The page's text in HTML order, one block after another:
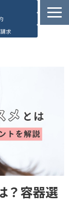
求
？容器選